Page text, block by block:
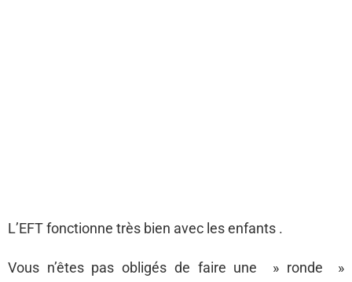
L’EFT fonctionne très bien avec les enfants .
Vous n’êtes pas obligés de faire une » ronde »